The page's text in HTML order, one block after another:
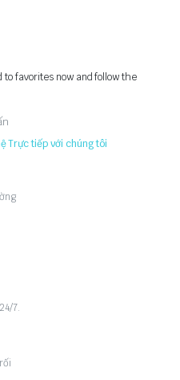
to favorites now and follow the
Trực tiếp với chúng tôi
7.